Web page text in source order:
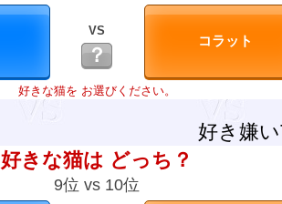
VS
？
好きな猫を お選びください。
好き嫌
好きな猫は どっち？
9位 vs 10位